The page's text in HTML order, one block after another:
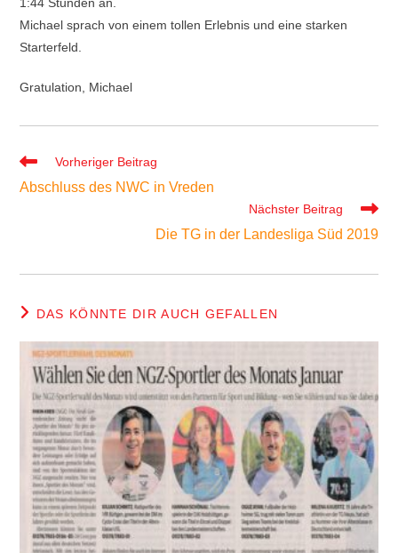
Michael sprach von einem tollen Erlebnis und eine starken
Starterfeld.
Gratulation, Michael
Weitere
ansehen
Vorheriger Beitrag
Abschluss des NWC in Vreden
Nächster Beitrag
Die TG in der Landesliga Süd 2019
DAS KÖNNTE DIR AUCH GEFALLEN